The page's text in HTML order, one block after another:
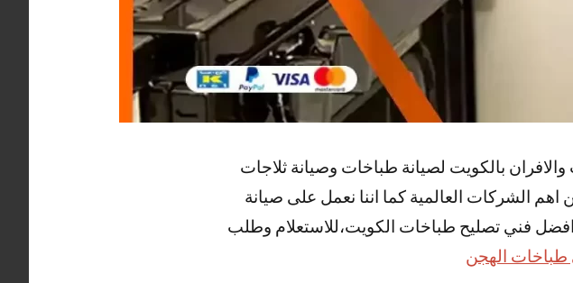
بالكويت لصيانة طباخات وصيانة ثلاجات
اهم الشركات العالمية كما اننا نعمل على صيانة
فني تصليح طباخات الكويت،للاستعلام وطلب
طباخات الهجن